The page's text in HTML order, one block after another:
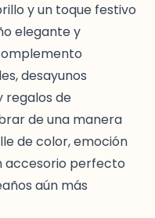
y un toque festivo
elegante y
desayunos
regalos de
de una manera
de color, emoción
accesorio perfecto
aún más